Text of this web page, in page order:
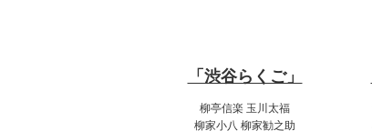
「渋谷らくご」
柳亭信楽 玉川太福
柳家小八 柳家勧之助